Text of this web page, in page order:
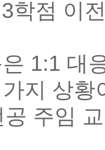
학점 이
1:1 대
지 상
주임